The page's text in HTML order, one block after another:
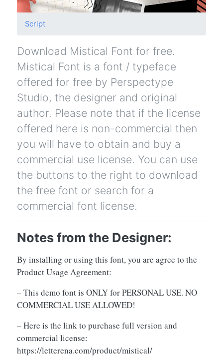
Script
Download Mistical Font for free.
Mistical Font is a font / typeface
offered for free by Perspectype
Studio, the designer and original
author. Please note that if the license
offered here is non-commercial then
you will have to obtain and buy a
commercial use license. You can use
the buttons to the right to download
the free font or search for a
commercial font license.
Notes from the Designer:
By installing or using this font, you are agree to the
Product Usage Agreement:
– This demo font is ONLY for PERSONAL USE. NO
COMMERCIAL USE ALLOWED!
– Here is the link to purchase full version and
commercial license:
https://letterena.com/product/mistical/